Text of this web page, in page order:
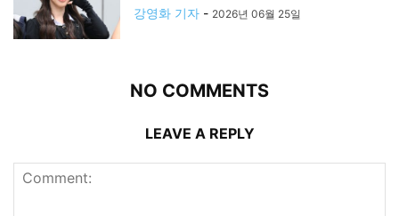
강영화 기자 - 2026년 06월 25일
NO COMMENTS
LEAVE A REPLY